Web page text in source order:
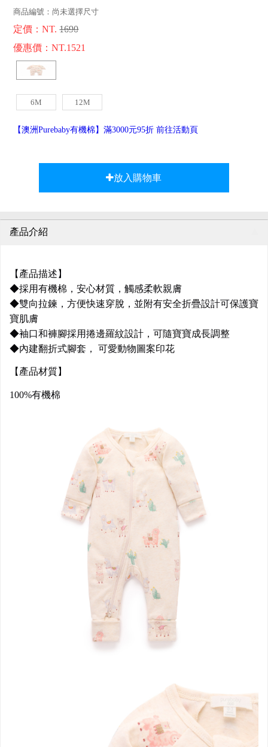
商品編號： 尚未選擇尺寸
定價：NT.1690
優惠價：NT.1521
6M 12M
【澳洲Purebaby有機棉】滿3000元95折 前往活動頁
放入購物車
產品介紹
【產品描述】
◆採用有機棉，安心材質，觸感柔軟親膚
◆雙向拉鍊，方便快速穿脫，並附有安全折疊設計可保護寶
寶肌膚
◆袖口和褲腳採用捲邊羅紋設計，可隨寶寶成長調整
◆內建翻折式腳套， 可愛動物圖案印花
【產品材質】
100%有機棉